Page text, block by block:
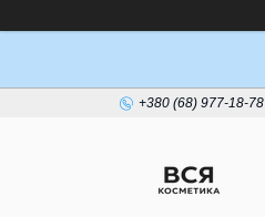
+380 (68) 977-18-78